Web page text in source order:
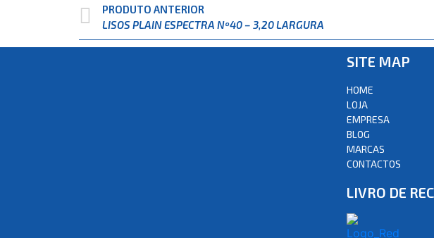
PRODUTO ANTERIOR
LISOS PLAIN ESPECTRA Nº40 – 3,20 LARGURA
SITE MAP
HOME
LOJA
EMPRESA
BLOG
MARCAS
CONTACTOS
LIVRO DE